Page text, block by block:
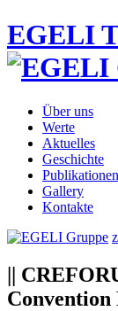
EGELI
Über uns
Werte
Aktuelles
Geschichte
Publikationen
Gallery
Kontakte
||